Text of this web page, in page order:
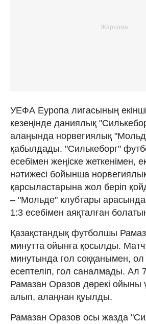
УЕФА Еуропа лигасының екінші
кезеңінде даниялық
алаңында норвегиялық
қабылдады. "Силькеборг"
есебімен жеңіске жеткенімен,
нәтижесі бойынша
қарсыластарына жол беріп
– "Мольде" клубтары
1:3 есебімен аяқталған
Қазақстандық футболшы
минутта ойынға қосылды.
минутында гол соққанымен,
есептеліп, гол саналмады. Ал
Рамазан Оразов дөрекі ойыны
алып, алаңнан қуылды.
Рамазан Оразов осы жазда